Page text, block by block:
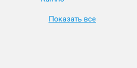
Показать все